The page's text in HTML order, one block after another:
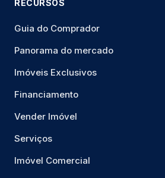
RECURSOS
Guia do Comprador
Panorama do mercado
Imóveis Exclusivos
Financiamento
Vender Imóvel
Serviços
Imóvel Comercial